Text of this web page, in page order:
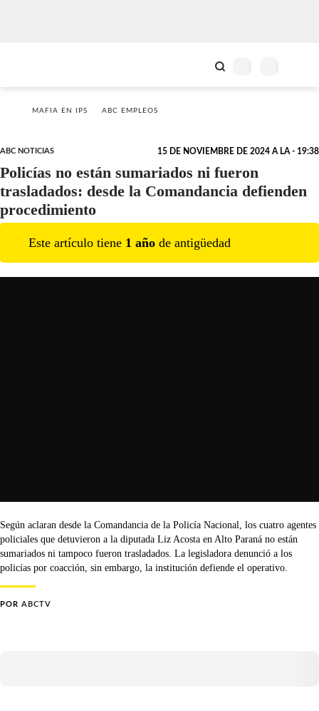
MAFIA EN IPS ABC EMPLEOS
ABC NOTICIAS 15 DE NOVIEMBRE DE 2024 A LA - 19:38
Policías no están sumariados ni fueron
trasladados: desde la Comandancia defienden
procedimiento
Este artículo tiene 1 año de antigüedad
Según aclaran desde la Comandancia de la Policía Nacional, los cuatro agentes
policiales que detuvieron a la diputada Liz Acosta en Alto Paraná no están
sumariados ni tampoco fueron trasladados. La legisladora denunció a los
policías por coacción, sin embargo, la institución defiende el operativo.
POR ABCTV